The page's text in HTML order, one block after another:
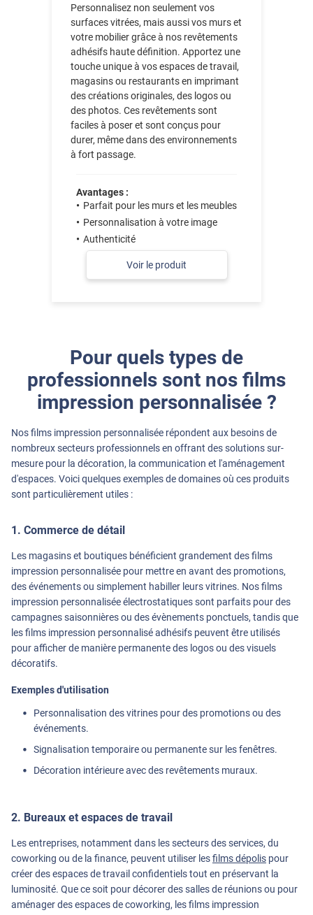
Personnalisez non seulement vos
surfaces vitrées, mais aussi vos murs et
votre mobilier grâce à nos revêtements
adhésifs haute définition. Apportez une
touche unique à vos espaces de travail,
magasins ou restaurants en imprimant
des créations originales, des logos ou
des photos. Ces revêtements sont
faciles à poser et sont conçus pour
durer, même dans des environnements
à fort passage.
Avantages :
Parfait pour les murs et les meubles
Personnalisation à votre image
Authenticité
Voir le produit
Pour quels types de
professionnels sont nos films
impression personnalisée ?
Nos films impression personnalisée répondent aux besoins de
nombreux secteurs professionnels en offrant des solutions sur-
mesure pour la décoration, la communication et l'aménagement
d'espaces. Voici quelques exemples de domaines où ces produits
sont particulièrement utiles :
1. Commerce de détail
Les magasins et boutiques bénéficient grandement des films
impression personnalisée pour mettre en avant des promotions,
des événements ou simplement habiller leurs vitrines. Nos films
impression personnalisée électrostatiques sont parfaits pour des
campagnes saisonnières ou des évènements ponctuels, tandis que
les films impression personnalisé adhésifs peuvent être utilisés
pour afficher de manière permanente des logos ou des visuels
décoratifs.
Exemples d'utilisation
Personnalisation des vitrines pour des promotions ou des
événements.
Signalisation temporaire ou permanente sur les fenêtres.
Décoration intérieure avec des revêtements muraux.
2. Bureaux et espaces de travail
Les entreprises, notamment dans les secteurs des services, du
coworking ou de la finance, peuvent utiliser lesfilms dépolis pour
créer des espaces de travail confidentiels tout en préservant la
luminosité. Que ce soit pour décorer des salles de réunions ou pour
aménager des espaces de coworking, les films impression